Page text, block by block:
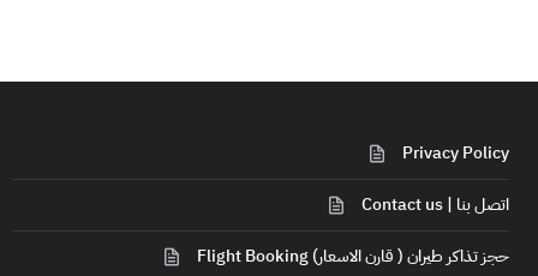
Privacy Policy
اتصل بنا | Contact us
حجز تذاكر طيران ( قارن الاسعار) Flight Booking